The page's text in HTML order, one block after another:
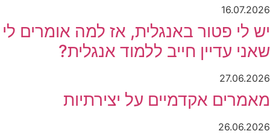
16.07.2026
יש לי פטור באנגלית, אז למה אומרים לי
שאני עדיין חייב ללמוד אנגלית?
27.06.2026
מאמרים אקדמיים על יצירתיות
26.06.2026